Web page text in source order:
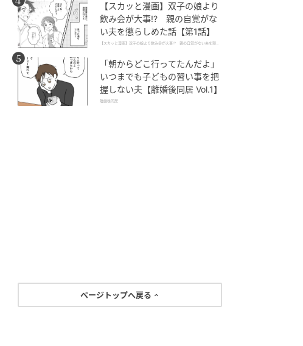
【スカッと漫画】双子の娘より
飲み会が大事!? 親の自覚がな
い夫を懲らしめた話【第1話】
【スカッと漫画】双子の娘より飲み会が大事!? 親の自覚がない夫を懲ら
「朝からどこ行ってたんだよ」
いつまでも子どもの習い事を把
握しない夫【離婚後同居 Vol.1】
離婚後同居
ページトップへ戻る